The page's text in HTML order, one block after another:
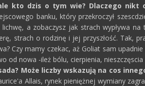
kto dzis o tym wie? Dlaczego
banku, który przekroczył
a zobaczysz jak strach wypływa
strach o rodzinę i jej przyszłość. Tak,
Czy mamy czekac, aż Goliat sam
od nowa -ileż bólu, cierpienia,
Może liczby wskazują na cos
Allais, rynek pieniężnej wymiany